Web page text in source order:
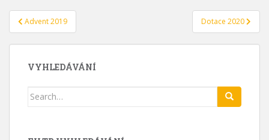
Navigace
pro
příspěvek
Advent 2019 Dotace 2020
VYHLEDÁVÁNÍ
Search